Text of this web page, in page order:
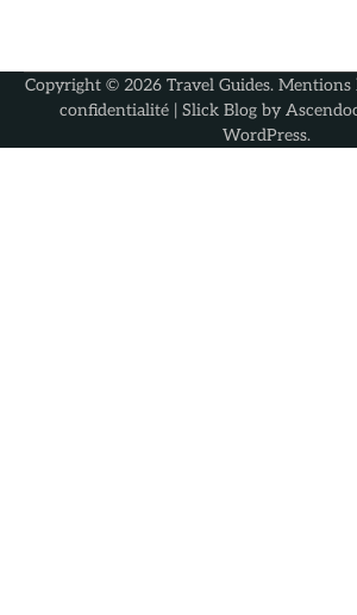
Copyright © 2026 Travel Guides. Mentions
confidentialité | Slick Blog by
WordPress.